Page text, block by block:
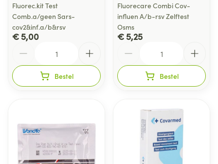
Fluorec.kit Test
Comb.a/geen Sars-
cov2&inf.a/b&rsv
€ 5,00
Bestel
Fluorecare Combi Cov-
influen A/b-rsv Zelftest
Osms
€ 5,25
Bestel